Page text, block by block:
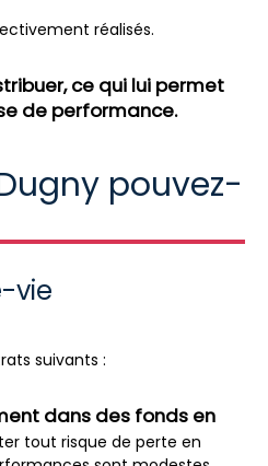
réalisés.
ce qui lui permet
de performance.
pouvez-
vie
suivants :
dans des fonds en
tout risque de perte en